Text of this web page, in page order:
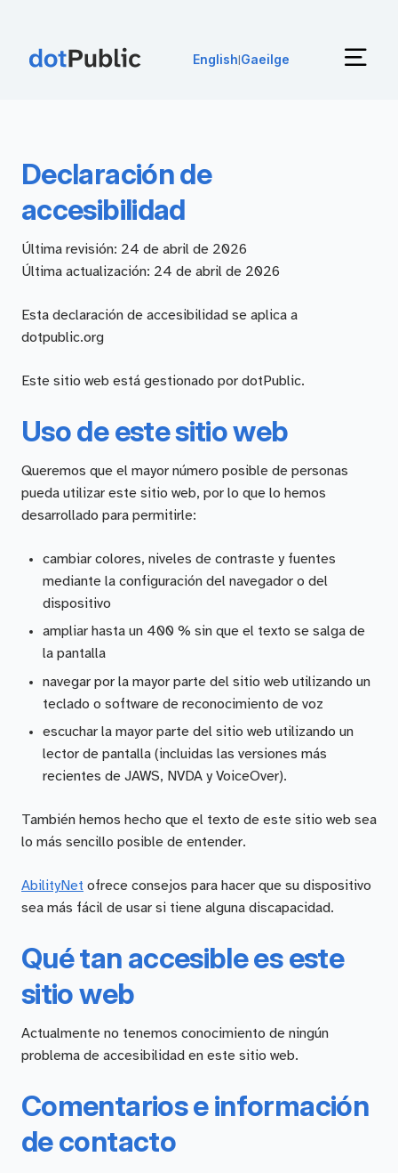
English Gaeilge
Declaración de
accesibilidad
Última revisión: 24 de abril de 2026
Última actualización: 24 de abril de 2026
Esta declaración de accesibilidad se aplica a
dotpublic.org
Este sitio web está gestionado por dotPublic.
Uso de este sitio web
Queremos que el mayor número posible de personas
pueda utilizar este sitio web, por lo que lo hemos
desarrollado para permitirle:
cambiar colores, niveles de contraste y fuentes
mediante la configuración del navegador o del
dispositivo
ampliar hasta un 400 % sin que el texto se salga de
la pantalla
navegar por la mayor parte del sitio web utilizando un
teclado o software de reconocimiento de voz
escuchar la mayor parte del sitio web utilizando un
lector de pantalla (incluidas las versiones más
recientes de JAWS, NVDA y VoiceOver).
También hemos hecho que el texto de este sitio web sea
lo más sencillo posible de entender.
AbilityNet ofrece consejos para hacer que su dispositivo
sea más fácil de usar si tiene alguna discapacidad.
Qué tan accesible es este
sitio web
Actualmente no tenemos conocimiento de ningún
problema de accesibilidad en este sitio web.
Comentarios e información
de contacto